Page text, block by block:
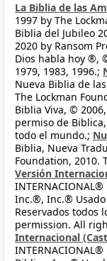
La Biblia de las
1997 by The
Biblia del Jubileo
2020 by Ransom
Dios habla hoy ®,
1979, 1983, 1996.;
Nueva Biblia de
The Lockman
Biblia Viva, ©
permiso de
todo el mundo.;
Biblia, Nueva
Foundation, 2010.
Versión
Inc.®, Inc.®
Reservados todos
permission. All
Internacional